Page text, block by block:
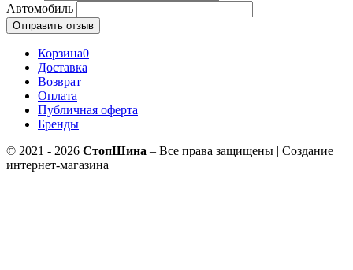
Автомобиль
Отправить отзыв
Корзина0
Доставка
Возврат
Оплата
Публичная оферта
Бренды
© 2021 - 2026 СтопШина – Все права защищены | Создание
интернет-магазина